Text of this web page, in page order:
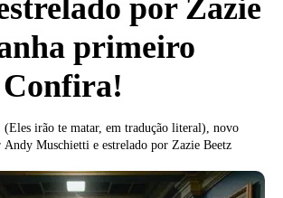
por Zazie
primeiro
irão te matar, em tradução literal), novo
Muschietti e estrelado por Zazie Beetz